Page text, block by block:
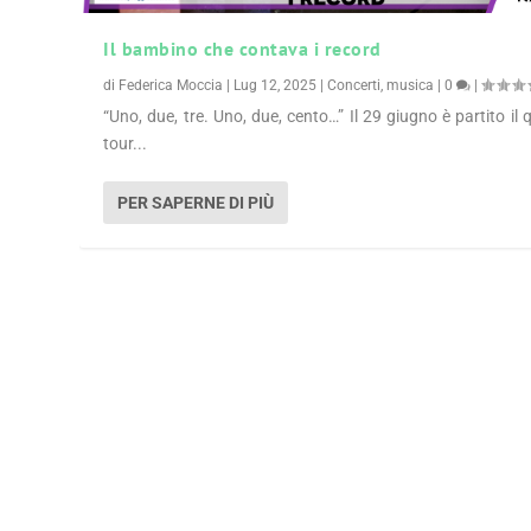
Il bambino che contava i record
di Federica Moccia Lug 12, 2025 |Concerti,musica |0 |
“Uno, due, tre. Uno, due, cento…” Il 29 giugno è partito il
tour...
PER SAPERNE DI PIÙ